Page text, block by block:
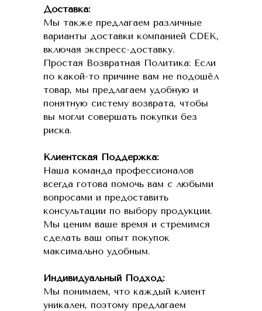
Доставка:
Мы также предлагаем различные
варианты доставки компанией CDEK,
включая экспресс-доставку.
Простая Возвратная Политика: Если
по какой-то причине вам не подошёл
товар, мы предлагаем удобную и
понятную систему возврата, чтобы
вы могли совершать покупки без
риска.
Клиентская Поддержка:
Наша команда профессионалов
всегда готова помочь вам с любыми
вопросами и предоставить
консультации по выбору продукции.
Мы ценим ваше время и стремимся
сделать ваш опыт покупок
максимально удобным.
Индивидуальный Подход:
Мы понимаем, что каждый клиент
уникален, поэтому предлагаем